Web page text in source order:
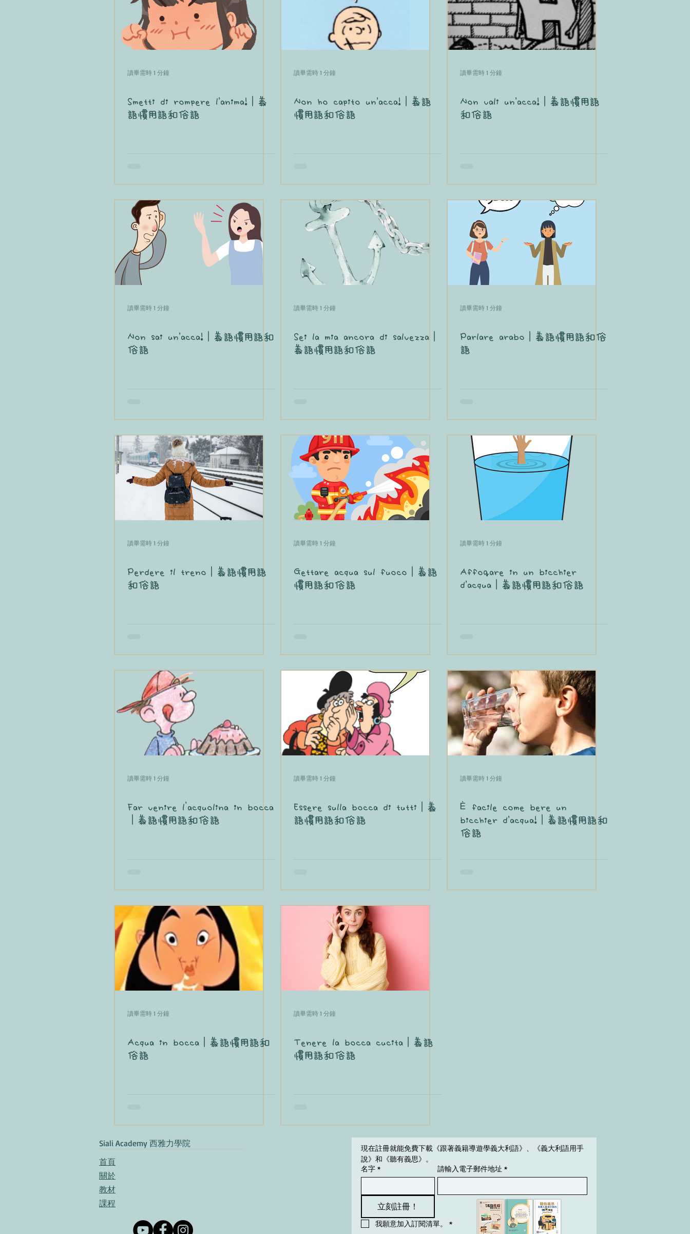
讀畢需時 1 分鐘
Smetti di rompere l'anima!｜義
語慣用語和俗語
讀畢需時 1 分鐘
Non ho capito un'acca!｜義語
慣用語和俗語
讀畢需時 1 分鐘
Non vali un'acca!｜義語慣用語
和俗語
讀畢需時 1 分鐘
Non sai un'acca!｜義語慣用語和
俗語
讀畢需時 1 分鐘
Sei la mia ancora di salvezza｜
義語慣用語和俗語
讀畢需時 1 分鐘
Parlare arabo｜義語慣用語和俗
語
讀畢需時 1 分鐘
Perdere il treno｜義語慣用語
和俗語
讀畢需時 1 分鐘
Gettare acqua sul fuoco｜義語
慣用語和俗語
讀畢需時 1 分鐘
Affogare in un bicchier
d'acqua｜義語慣用語和俗語
讀畢需時 1 分鐘
Far venire l’acquolina in bocca
｜義語慣用語和俗語
讀畢需時 1 分鐘
Essere sulla bocca di tutti｜義
語慣用語和俗語
讀畢需時 1 分鐘
È facile come bere un
bicchier d'acqua!｜義語慣用語和
俗語
讀畢需時 1 分鐘
Acqua in bocca｜義語慣用語和
俗語
讀畢需時 1 分鐘
Tenere la bocca cucita｜義語
慣用語和俗語
​Siali Academy 西雅力學院
首頁​
關於
教材​
​課程
現在註冊就能免費下載《跟著義籍導遊學義大利語》、《義大利語用手
說》和《聽有義思》。
名字 * 請輸入電子郵件地址 *
立刻註冊！
我願意加入訂閱清單。​ *